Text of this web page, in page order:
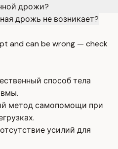
дрожи?
дрожь не возникает?
and can be wrong — check
способ тела
метод самопомощи при
усилий для